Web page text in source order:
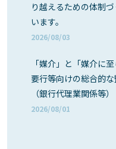
り越えるための体制
います。
2026/08/03
「媒介」と「媒介
要行等向けの総合的な
（銀行代理業関係等
2026/08/01